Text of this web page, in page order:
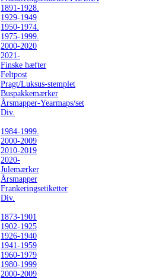
1891-1928.
1929-1949
1950-1974.
1975-1999.
2000-2020
2021-
Finske hæfter
Feltpost
Pragt/Luksus-stemplet
Buspakkemærker
Årsmapper-Yearmaps/set
Div.
1984-1999.
2000-2009
2010-2019
2020-
Julemærker
Årsmapper
Frankeringsetiketter
Div.
1873-1901
1902-1925
1926-1940
1941-1959
1960-1979
1980-1999
2000-2009